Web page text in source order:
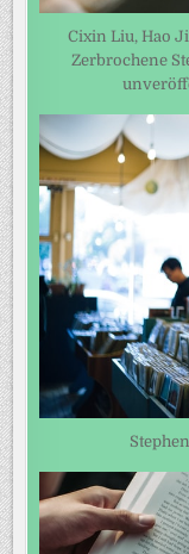
Cixin Liu, Hao
Zerbrochene